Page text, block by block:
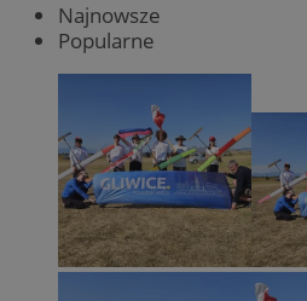
Najnowsze
Popularne